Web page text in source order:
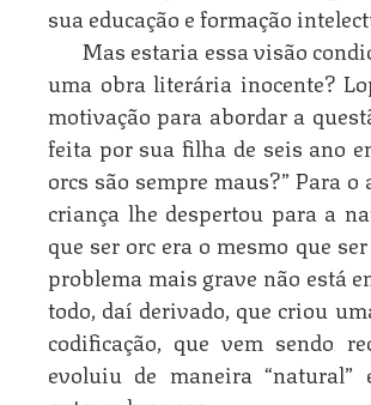
sua educação e formação
Mas estaria essa visão
uma obra literária inocente?
motivação para abordar a
feita por sua filha de seis ano
orcs são sempre maus?” Para
criança lhe despertou para a
que ser orc era o mesmo que
problema mais grave não está
todo, daí derivado, que criou
codificação, que vem sendo
evoluiu de maneira